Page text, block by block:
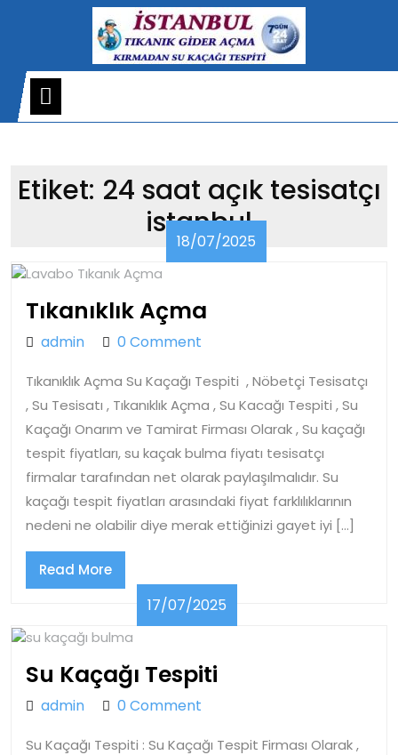
Etiket: 24 saat açık tesisatçı
istanbul
18/07/2025
Tıkanıklık Açma
adminadmin0 Comment
Tıkanıklık Açma Su Kaçağı Tespiti , Nöbetçi Tesisatçı
, Su Tesisatı , Tıkanıklık Açma , Su Kacağı Tespiti , Su
Kaçağı Onarım ve Tamirat Firması Olarak , Su kaçağı
tespit fiyatları, su kaçak bulma fiyatı tesisatçı
firmalar tarafından net olarak paylaşılmalıdır. Su
kaçağı tespit fiyatları arasındaki fiyat farklılıklarının
nedeni ne olabilir diye merak ettiğinizi gayet iyi […]
Read MoreRead
More
17/07/2025
Su Kaçağı Tespiti
adminadmin0 Comment
Su Kaçağı Tespiti : Su Kaçağı Tespit Firması Olarak ,